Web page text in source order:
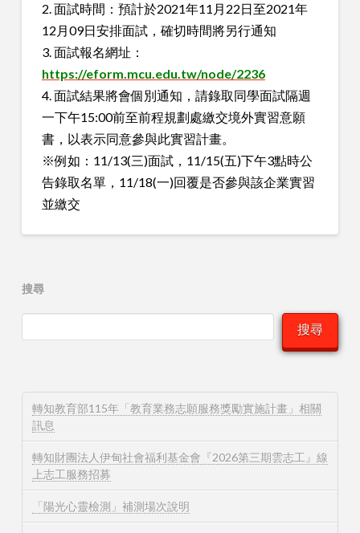
2. 面試時間：預計於2021年11月22日至2021年
12月09日安排面試，確切時間將另行通知
3. 面試報名網址：
https://eform.mcu.edu.tw/node/2236
4. 面試結果將會個別通知，請錄取同學面試隔週
一下午15:00前至前程規劃處繳交境外實習意願
書，以表示同意參與此實習計畫。
※例如：11/13(三)面試，11/15(五)下午3點時公
告錄取名單，11/18(一)回覆是否參與該企業實習
並繳交
搜尋
搜尋
轉知教育部115年「教育業務志願服務獎勵實施計畫」相關
訊息
轉知財團法人伊甸社會福利基金會『2026第三期雲志工』線
上志工服務招募
「陽光心靈檢測」補測場次說明